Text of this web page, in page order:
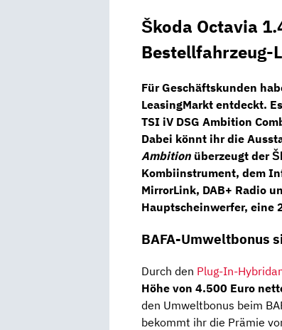
Škoda Octavia
Bestellfahrzeug-
Für Geschäftskunden
LeasingMarkt entdeckt.
TSI iV DSG Ambition
Dabei könnt ihr die
Ambition überzeugt der
Kombiinstrument, dem
MirrorLink, DAB+ Radio
Hauptscheinwerfer, eine
BAFA-Umweltbonus
Durch den Plug-In-
Höhe von 4.500 Euro
den Umweltbonus beim
bekommt ihr die Prämie